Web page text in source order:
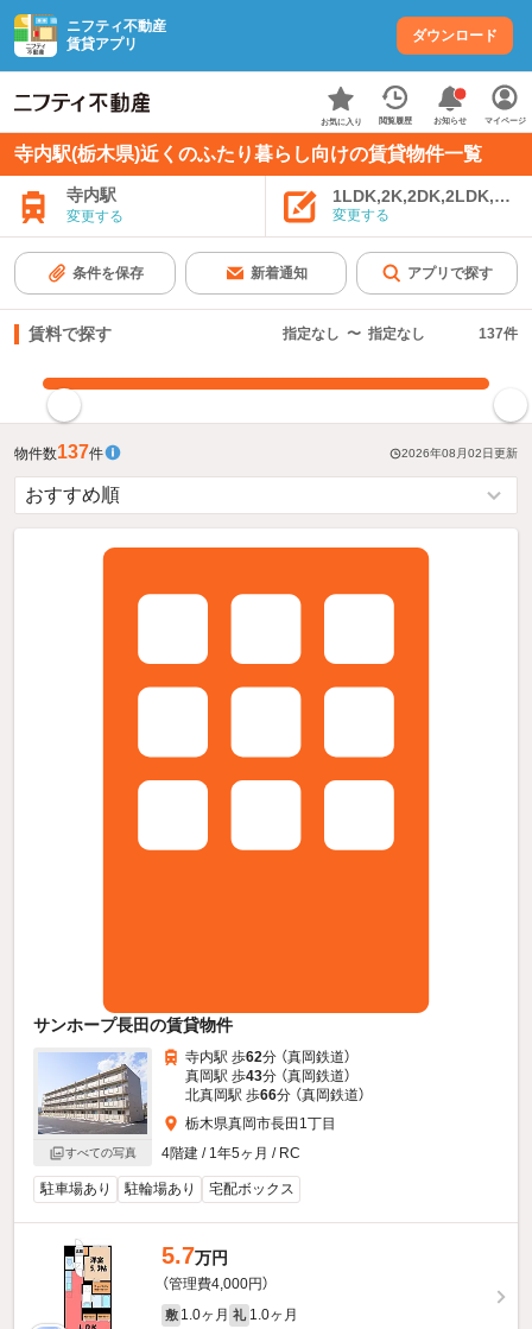
ニフティ不動産
賃貸アプリ
ダウンロード
お気に入り 閲覧履歴 お知らせ マイページ
寺内駅(栃木県)近くのふたり暮らし向けの賃貸物件一覧
寺内駅
変更する 変更する
条件を保存 新着通知 アプリで探す
賃料で探す 指定なし 〜 指定なし 137件
物件数137件 2026年08月02日更新
サンホープ長田の賃貸物件
すべての写真
寺内駅 歩62分 （真岡鉄道）
真岡駅 歩43分 （真岡鉄道）
北真岡駅 歩66分 （真岡鉄道）
栃木県真岡市長田1丁目
4階建 / 1年5ヶ月 / RC
駐車場あり 駐輪場あり 宅配ボックス
5.7万円
（管理費4,000円）
敷 1.0ヶ月 礼 1.0ヶ月